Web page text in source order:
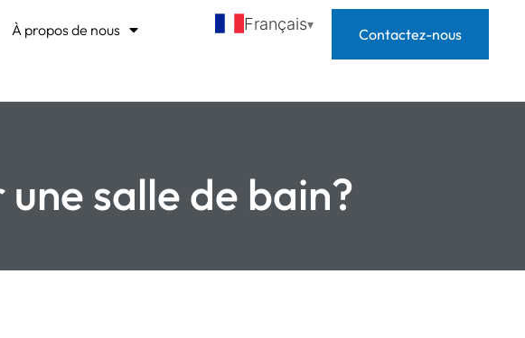
À propos de nous Français
Contactez-nous
salle de bain?